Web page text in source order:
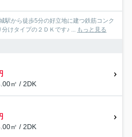
駅から徒歩5分の好立地に建つ鉄筋コンク
けタイプの２ＤＫです♪ ...
もっと見る
㎡ / 2DK
㎡ / 2DK